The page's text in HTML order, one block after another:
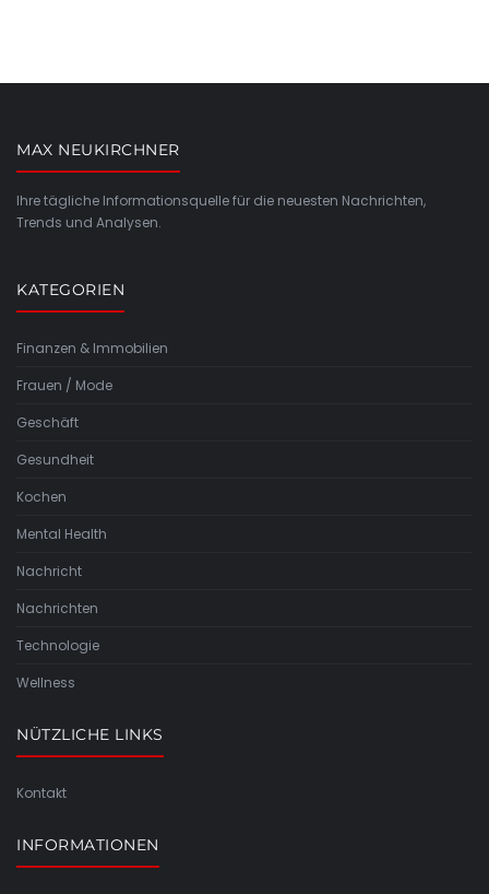
MAX NEUKIRCHNER
Ihre tägliche Informationsquelle für die neuesten Nachrichten,
Trends und Analysen.
KATEGORIEN
Finanzen & Immobilien
Frauen / Mode
Geschäft
Gesundheit
Kochen
Mental Health
Nachricht
Nachrichten
Technologie
Wellness
NÜTZLICHE LINKS
Kontakt
INFORMATIONEN